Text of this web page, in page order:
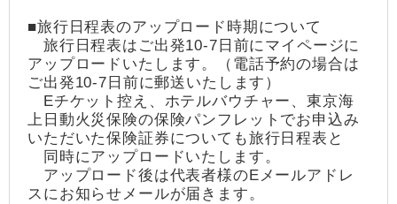
■旅行日程表のアップロード時期について
旅行日程表はご出発10-7日前にマイページに
アップロードいたします。（電話予約の場合は
ご出発10-7日前に郵送いたします）
Eチケット控え、ホテルバウチャー、東京海
上日動火災保険の保険パンフレットでお申込み
いただいた保険証券についても旅行日程表と
同時にアップロードいたします。
アップロード後は代表者様のEメールアドレ
スにお知らせメールが届きます。